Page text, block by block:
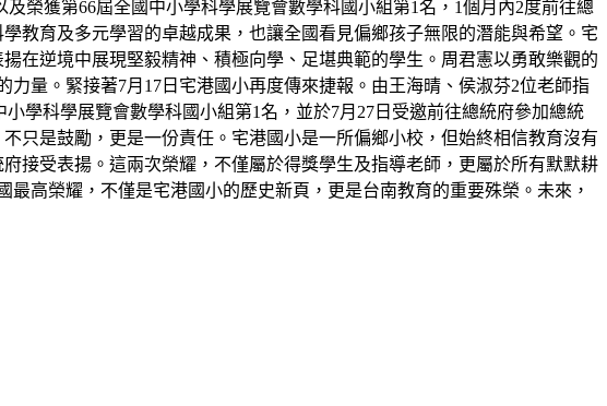
榮獲第66屆全國中小學科學展覽會數學科國小組第1名，1個月內2度前往總
教育及多元學習的卓越成果，也讓全國看見偏鄉孩子無限的潛能與希望。宅
在逆境中展現堅毅精神、積極向學、足堪典範的學生。周君憲以勇敢樂觀的
量。緊接著7月17日宅港國小再度傳來捷報。由王海晴、侯淑芬2位老師指
學科學展覽會數學科國小組第1名，並於7月27日受邀前往總統府參加總統
只是鼓勵，更是一份責任。宅港國小是一所偏鄉小校，但始終相信教育沒有
接受表揚。這兩次榮耀，不僅屬於得獎學生及指導老師，更屬於所有默默耕
高榮耀，不僅是宅港國小的歷史新頁，更是台南教育的重要殊榮。未來，